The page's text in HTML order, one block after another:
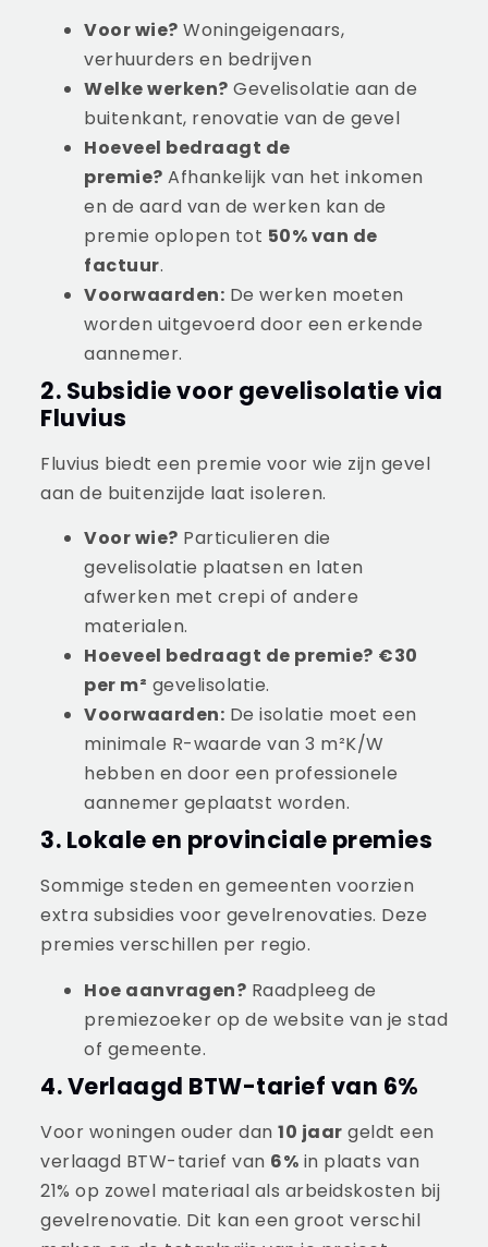
Voor wie? Woningeigenaars,
verhuurders en bedrijven
Welke werken? Gevelisolatie aan de
buitenkant, renovatie van de gevel
Hoeveel bedraagt de
premie? Afhankelijk van het inkomen
en de aard van de werken kan de
premie oplopen tot 50% van de
factuur.
Voorwaarden: De werken moeten
worden uitgevoerd door een erkende
aannemer.
2. Subsidie voor gevelisolatie via
Fluvius
Fluvius biedt een premie voor wie zijn gevel
aan de buitenzijde laat isoleren.
Voor wie? Particulieren die
gevelisolatie plaatsen en laten
afwerken met crepi of andere
materialen.
Hoeveel bedraagt de premie? €30
per m² gevelisolatie.
Voorwaarden: De isolatie moet een
minimale R-waarde van 3 m²K/W
hebben en door een professionele
aannemer geplaatst worden.
3. Lokale en provinciale premies
Sommige steden en gemeenten voorzien
extra subsidies voor gevelrenovaties. Deze
premies verschillen per regio.
Hoe aanvragen? Raadpleeg de
premiezoeker op de website van je stad
of gemeente.
4. Verlaagd BTW-tarief van 6%
Voor woningen ouder dan 10 jaar geldt een
verlaagd BTW-tarief van 6% in plaats van
21% op zowel materiaal als arbeidskosten bij
gevelrenovatie. Dit kan een groot verschil